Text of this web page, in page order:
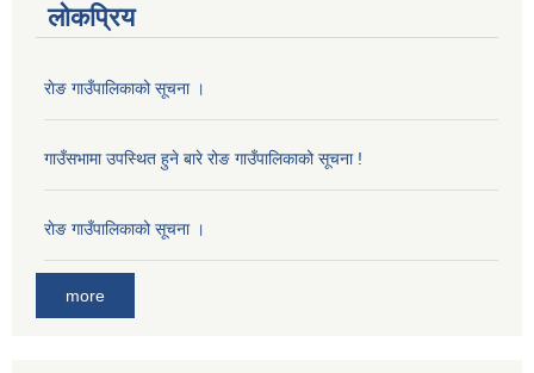
लोकप्रिय
राेङ गाउँपालिकाको सूचना ।
गाउँसभामा उपस्थित हुने बारे रोङ गाउँपालिकाको सूचना !
राेङ गाउँपालिकाको सूचना ।
more